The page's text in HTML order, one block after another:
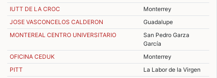
IUTT DE LA CROC
Monterrey
JOSE VASCONCELOS CALDERON
Guadalupe
MONTEREAL CENTRO UNIVERSITARIO
San Pedro Garza
García
OFICINA CEDUK
Monterrey
PITT
La Labor de la Virgen